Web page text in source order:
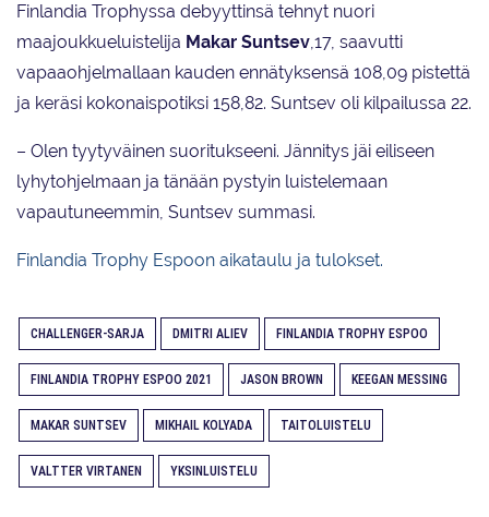
Finlandia Trophyssa debyyttinsä tehnyt nuori
maajoukkueluistelija Makar Suntsev,17, saavutti
vapaaohjelmallaan kauden ennätyksensä 108,09 pistettä
ja keräsi kokonaispotiksi 158,82. Suntsev oli kilpailussa 22.
– Olen tyytyväinen suoritukseeni. Jännitys jäi eiliseen
lyhytohjelmaan ja tänään pystyin luistelemaan
vapautuneemmin, Suntsev summasi.
Finlandia Trophy Espoon aikataulu ja tulokset.
CHALLENGER-SARJA DMITRI ALIEV FINLANDIA TROPHY ESPOO
FINLANDIA TROPHY ESPOO 2021 JASON BROWN KEEGAN MESSING
MAKAR SUNTSEV MIKHAIL KOLYADA TAITOLUISTELU
VALTTER VIRTANEN YKSINLUISTELU